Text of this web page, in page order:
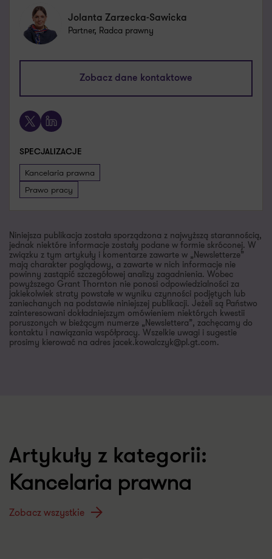
Jolanta Zarzecka-Sawicka
Partner, Radca prawny
Zobacz dane kontaktowe
X LinkedIn
SPECJALIZACJE
Kancelaria prawna
Prawo pracy
Niniejsza publikacja została sporządzona z najwyższą starannością,
jednak niektóre informacje zostały podane w formie skróconej. W
związku z tym artykuły i komentarze zawarte w „Newsletterze”
mają charakter poglądowy, a zawarte w nich informacje nie
powinny zastąpić szczegółowej analizy zagadnienia. Wobec
powyższego Grant Thornton nie ponosi odpowiedzialności za
jakiekolwiek straty powstałe w wyniku czynności podjętych lub
zaniechanych na podstawie niniejszej publikacji. Jeżeli są Państwo
zainteresowani dokładniejszym omówieniem niektórych kwestii
poruszonych w bieżącym numerze „Newslettera”, zachęcamy do
kontaktu i nawiązania współpracy. Wszelkie uwagi i sugestie
prosimy kierować na adres jacek.kowalczyk@pl.gt.com.
Artykuły z kategorii:
Kancelaria prawna
Zobacz wszystkie